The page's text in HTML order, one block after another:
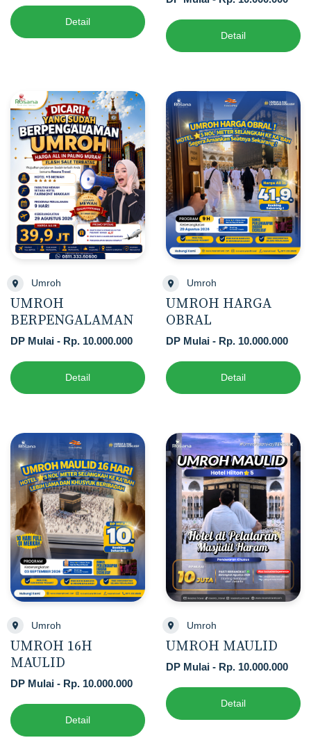
Detail
Detail
Umroh
UMROH
BERPENGALAMAN
DP Mulai - Rp. 10.000.000
Detail
Umroh
UMROH HARGA
OBRAL
DP Mulai - Rp. 10.000.000
Detail
Umroh
UMROH 16H
MAULID
DP Mulai - Rp. 10.000.000
Detail
Umroh
UMROH MAULID
DP Mulai - Rp. 10.000.000
Detail